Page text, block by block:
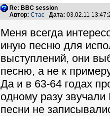
Re: BBC session
Автор: Стас Дата: 03.02.11
Меня всегда
иную песню для
выступлений, они
песню, а не к
Да и в 63-64 годах
одному разу
песни не